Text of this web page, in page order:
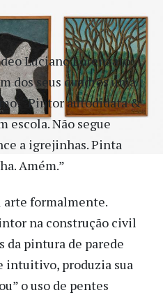
Luciano Lorenzato
dos seus quadros uma
“Pintor autodidata &
escola. Não segue
a igrejinhas. Pinta
Amém.”
arte formalmente.
na construção civil
da pintura de parede
intuitivo, produzia sua
o uso de pentes